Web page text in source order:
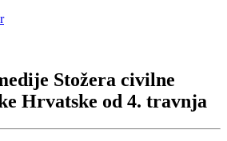
Stožera civilne
Hrvatske od 4. travnja